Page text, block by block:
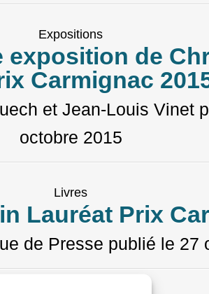
Expositions
exposition de
Carmignac
et Jean-Louis Vinet
octobre 2015
Livres
Lauréat Prix
de Presse publié le 27